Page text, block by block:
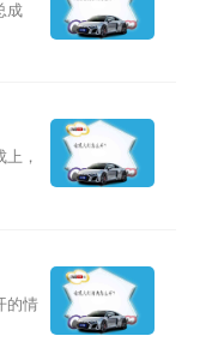
成
，
的情